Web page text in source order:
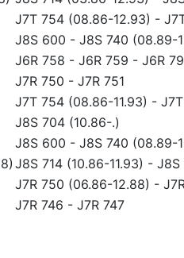
J7T 754 (08.86-12.93) -
J8S 600 - J8S 740 (08.89-
J6R 758 - J6R 759 - J6R
J7R 750 - J7R 751
J7T 754 (08.86-11.93) -
J8S 704 (10.86-.)
J8S 600 - J8S 740 (08.89-
J8S 714 (10.86-11.93) - J8S
J7R 750 (06.86-12.88) -
J7R 746 - J7R 747